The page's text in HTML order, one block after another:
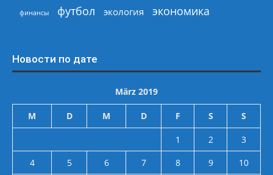
финансы футбол экология экономика
Новости по дате
März 2019
M D M D F S S
1 2
3
4
5 6 7 8 9 10